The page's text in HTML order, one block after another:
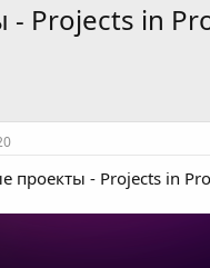
Projects in
проекты - Projects in